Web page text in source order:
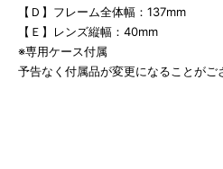
【Ｄ】フレーム全体幅：137mm
【Ｅ】レンズ縦幅：40mm
※専用ケース付属
予告なく付属品が変更になることがご